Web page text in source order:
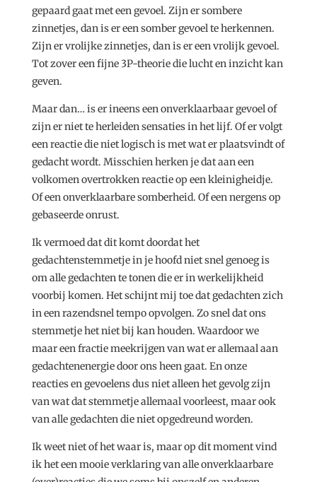
gepaard gaat met een gevoel. Zijn er sombere
zinnetjes, dan is er een somber gevoel te herkennen.
Zijn er vrolijke zinnetjes, dan is er een vrolijk gevoel.
Tot zover een fijne 3P-theorie die lucht en inzicht kan
geven.
Maar dan… is er ineens een onverklaarbaar gevoel of
zijn er niet te herleiden sensaties in het lijf. Of er volgt
een reactie die niet logisch is met wat er plaatsvindt of
gedacht wordt. Misschien herken je dat aan een
volkomen overtrokken reactie op een kleinigheidje.
Of een onverklaarbare somberheid. Of een nergens op
gebaseerde onrust.
Ik vermoed dat dit komt doordat het
gedachtenstemmetje in je hoofd niet snel genoeg is
om alle gedachten te tonen die er in werkelijkheid
voorbij komen. Het schijnt mij toe dat gedachten zich
in een razendsnel tempo opvolgen. Zo snel dat ons
stemmetje het niet bij kan houden. Waardoor we
maar een fractie meekrijgen van wat er allemaal aan
gedachtenenergie door ons heen gaat. En onze
reacties en gevoelens dus niet alleen het gevolg zijn
van wat dat stemmetje allemaal voorleest, maar ook
van alle gedachten die niet opgedreund worden.
Ik weet niet of het waar is, maar op dit moment vind
ik het een mooie verklaring van alle onverklaarbare